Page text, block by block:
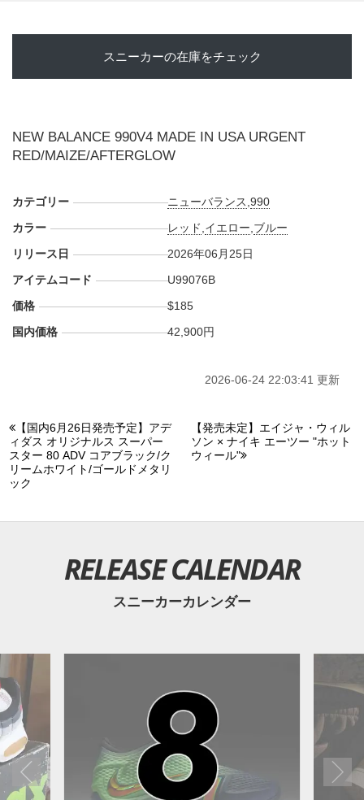
スニーカーの在庫をチェック
NEW BALANCE 990V4 MADE IN USA URGENT
RED/MAIZE/AFTERGLOW
カテゴリー ニューバランス ,990
カラー
レッド イエロー ブルー
リリース日
2026年06月25日
アイテムコード
U99076B
価格
$185
国内価格
42,900円
2026-06-24 22:03:41 更新
【国内6月26日発売予定】アデ
ィダス オリジナルス スーパー
スター 80 ADV コアブラック/ク
リームホワイト/ゴールドメタリ
ック
【発売未定】エイジャ・ウィル
ソン × ナイキ エーツー "ホット
ウィール"
RELEASE CALENDAR
スニーカーカレンダー